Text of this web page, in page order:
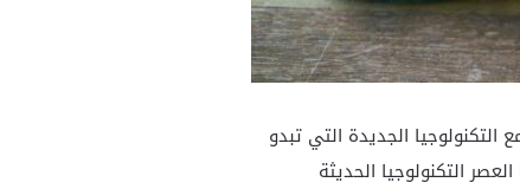
الجديدة التي تبدو
التكنولوجيا الحديثة